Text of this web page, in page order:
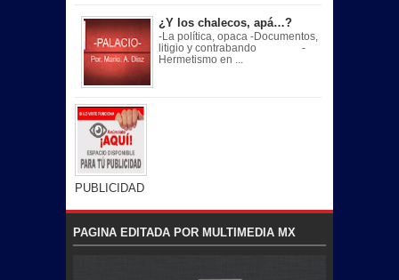
¿Y los chalecos, apá…?
-La política, opaca -Documentos,
litigio y contrabando -
Hermetismo en ...
PUBLICIDAD
PAGINA EDITADA POR MULTIMEDIA MX